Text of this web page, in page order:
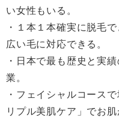
い女性もいる。
・１本１本確実に脱毛
広い毛に対応できる。
・日本で最も歴史と実
業。
・フェイシャルコース
リプル美肌ケア」でお肌